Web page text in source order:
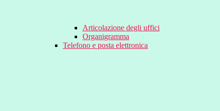
Articolazione degli uffici
Organigramma
Telefono e posta elettronica